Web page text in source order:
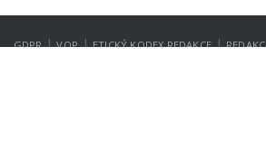
GDPR | VOP | ETICKÝ KODEX REDAKCE |